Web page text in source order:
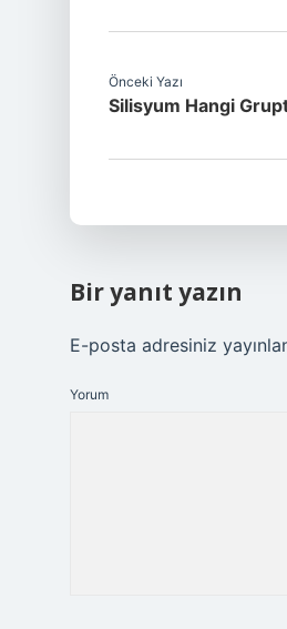
Önceki Yazı
Silisyum Hangi
Bir yanıt yazın
E-posta adresiniz
Yorum